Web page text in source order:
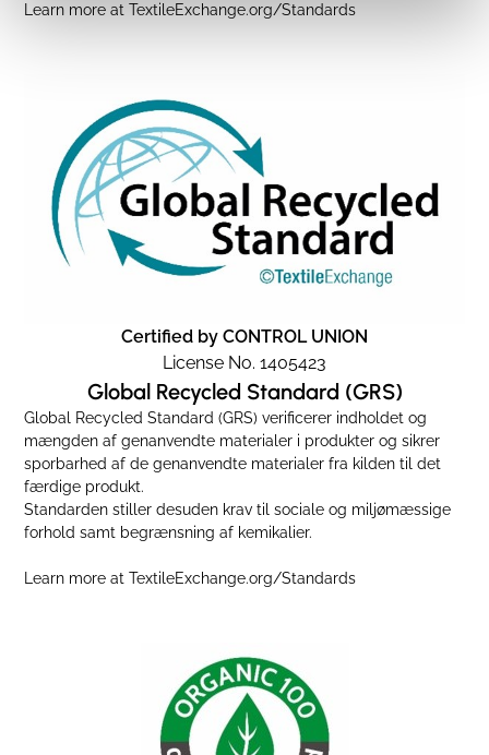
Learn more atTextileExchange.org/Standards
Certified by CONTROL UNION
License No. 1405423
Global Recycled Standard (GRS)
Global Recycled Standard (GRS) verificerer indholdet og
mængden af genanvendte materialer i produkter og sikrer
sporbarhed af de genanvendte materialer fra kilden til det
færdige produkt.
Standarden stiller desuden krav til sociale og miljømæssige
forhold samt begrænsning af kemikalier.
Learn more atTextileExchange.org/Standards